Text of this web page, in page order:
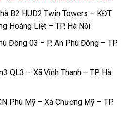
B2 HUD2 Twin Towers – KĐT
Hoàng Liệt – TP. Hà Nội
Đông 03 – P. An Phú Đông – TP.
QL3 – Xã Vĩnh Thanh – TP. Hà
Phú Mỹ – Xã Chương Mỹ – TP.